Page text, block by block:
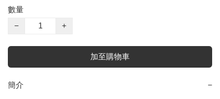
數量
−
+
加至購物車
簡介 −